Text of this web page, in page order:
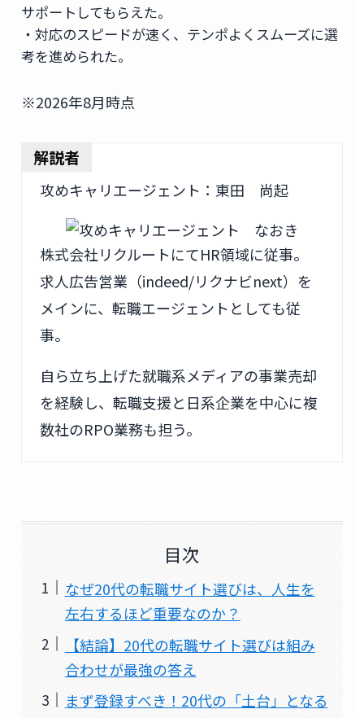
サポートしてもらえた。
・対応のスピードが速く、テンポよくスムーズに選
考を進められた。
※2026年8月時点
解説者
攻めキャリエージェント：東田 尚起
株式会社リクルートにてHR領域に従事。
求人広告営業（indeed/リクナビnext）を
メインに、転職エージェントとしても従
事。
自ら立ち上げた就職系メディアの事業売却
を経験し、転職支援と日系企業を中心に複
数社のRPO業務も担う。
目次
なぜ20代の転職サイト選びは、人生を
左右するほど重要なのか？
【結論】20代の転職サイト選びは組み
合わせが最強の答え
まず登録すべき！20代の「土台」となる